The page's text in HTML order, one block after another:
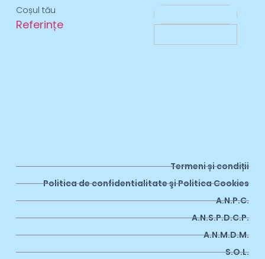
Coșul tău
Referințe
Termeni și condiții
Politica de confidentialitate şi Politica Cookies
A.N.P.C.
A.N.S.P.D.C.P.
A.N.M.D.M.
S.O.L.